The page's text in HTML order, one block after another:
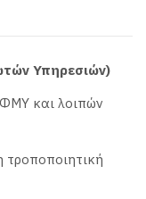
Υπηρεσιών)
και λοιπών
τροποποιητική